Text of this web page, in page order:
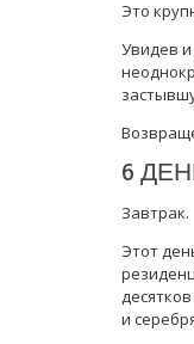
Это
Увидев
6
Завтрак.
Этот
и